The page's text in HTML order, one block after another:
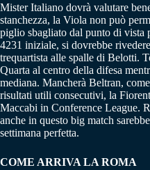
Mister Italiano dovrà valutare
stanchezza, la Viola non può
piglio sbagliato dal punto di vista
4231 iniziale, si dovrebbe
trequartista alle spalle di Belotti.
Quarta al centro della difesa
mediana. Mancherà Beltran,
risultati utili consecutivi, la
Maccabi in Conference League.
anche in questo big match
settimana perfetta.
COME ARRIVA LA ROMA